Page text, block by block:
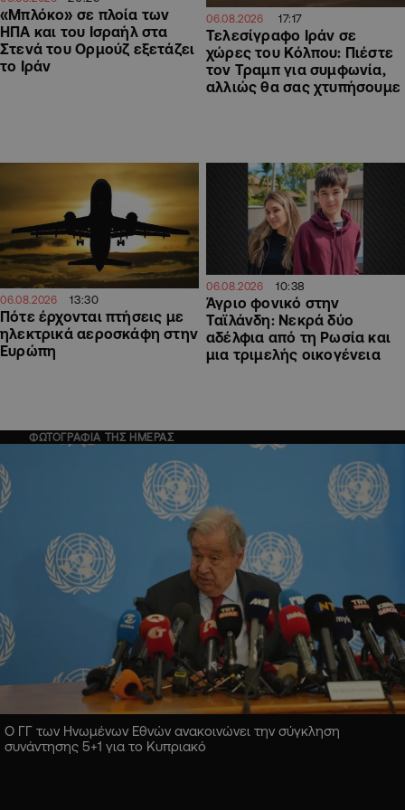
«Μπλόκο» σε πλοία των
ΗΠΑ και του Ισραήλ στα
Στενά του Ορμούζ εξετάζει
το Ιράν
06.08.2026 17:17
Τελεσίγραφο Ιράν σε
χώρες του Κόλπου: Πιέστε
τον Τραμπ για συμφωνία,
αλλιώς θα σας χτυπήσουμε
06.08.2026 13:30
Πότε έρχονται πτήσεις με
ηλεκτρικά αεροσκάφη στην
Ευρώπη
06.08.2026 10:38
Άγριο φονικό στην
Ταϊλάνδη: Νεκρά δύο
αδέλφια από τη Ρωσία και
μια τριμελής οικογένεια
ΦΩΤΟΓΡΑΦΙΑ ΤΗΣ ΗΜΕΡΑΣ
Ο ΓΓ των Ηνωμένων Εθνών ανακοινώνει την σύγκληση
συνάντησης 5+1 για το Κυπριακό